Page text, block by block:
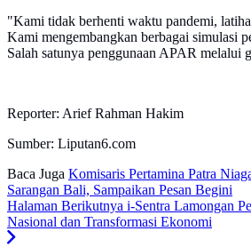
"Kami tidak berhenti waktu pandemi,
Kami mengembangkan berbagai simulasi
Salah satunya penggunaan APAR
Reporter: Arief Rahman Hakim
Sumber: Liputan6.com
Baca Juga Komisaris Pertamina Patra
Sarangan Bali, Sampaikan Pesan Begini
Halaman Berikutnya i-Sentra Lamongan
Nasional dan Transformasi Ekonomi